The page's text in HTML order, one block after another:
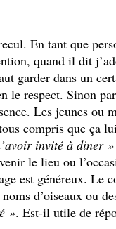
En tant que
quand il dit
garder dans un
le respect. Sinon
Les jeunes ou
compris que ça
invité à diner »
le lieu ou
est généreux. Le
d’oiseaux ou
». Est-il utile de